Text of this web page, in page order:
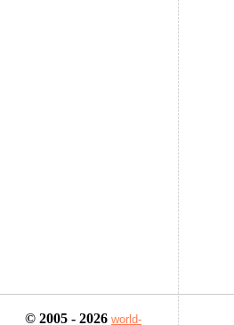
© 2005 - 2026 world-